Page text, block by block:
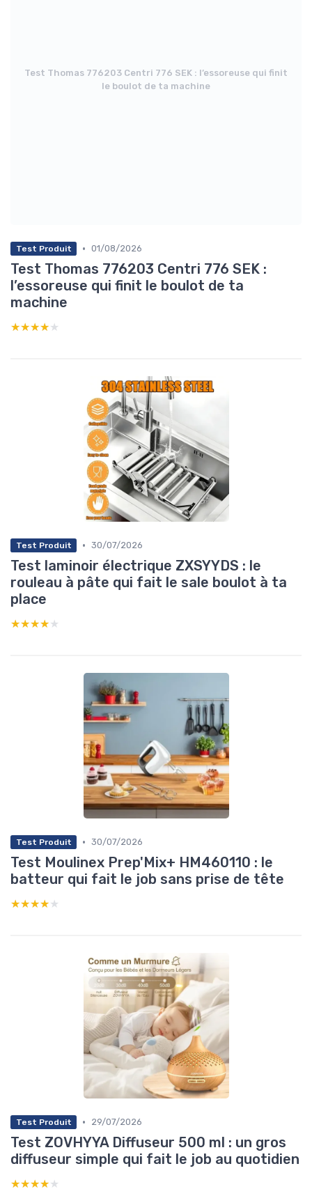
Test Thomas 776203 Centri 776 SEK : l’essoreuse qui finit
le boulot de ta machine
Test Produit • 01/08/2026
Test Thomas 776203 Centri 776 SEK :
l’essoreuse qui finit le boulot de ta
machine
★★★★★
★★★★★
Test Produit • 30/07/2026
Test laminoir électrique ZXSYYDS : le
rouleau à pâte qui fait le sale boulot à ta
place
★★★★★
★★★★★
Test Produit • 30/07/2026
Test Moulinex Prep'Mix+ HM460110 : le
batteur qui fait le job sans prise de tête
★★★★★
★★★★★
Test Produit • 29/07/2026
Test ZOVHYYA Diffuseur 500 ml : un gros
diffuseur simple qui fait le job au quotidien
★★★★★
★★★★★